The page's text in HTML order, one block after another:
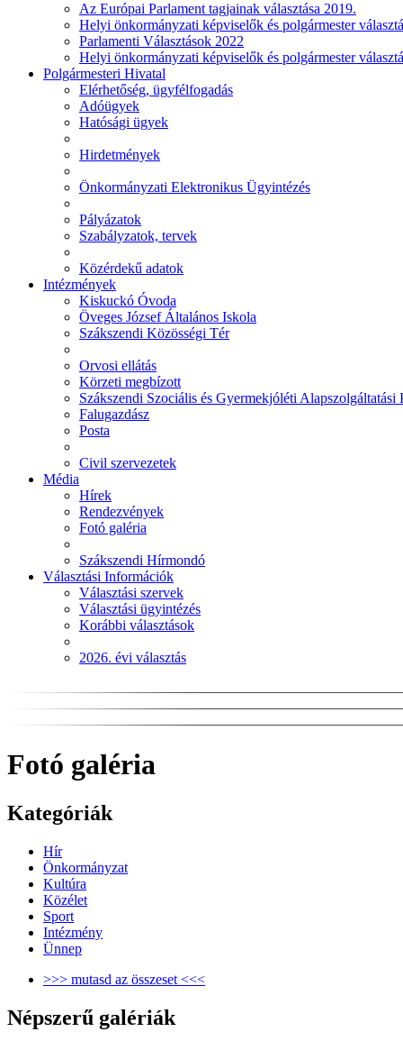
Az Európai Parlament tagjainak választása 2019.
Helyi önkormányzati képviselők és polgármester
Parlamenti Választások 2022
Helyi önkormányzati képviselők és polgármester
Polgármesteri Hivatal
Elérhetőség, ügyfélfogadás
Adóügyek
Hatósági ügyek
Hirdetmények
Önkormányzati Elektronikus Ügyintézés
Pályázatok
Szabályzatok, tervek
Közérdekű adatok
Intézmények
Kiskuckó Óvoda
Öveges József Általános Iskola
Szákszendi Közösségi Tér
Orvosi ellátás
Körzeti megbízott
Szákszendi Szociális és Gyermekjóléti Alapszolgáltatási
Falugazdász
Posta
Civil szervezetek
Média
Hírek
Rendezvények
Fotó galéria
Szákszendi Hírmondó
Választási Információk
Választási szervek
Választási ügyintézés
Korábbi választások
2026. évi választás
Fotó galéria
Kategóriák
Hír
Önkormányzat
Kultúra
Közélet
Sport
Intézmény
Ünnep
>>> mutasd az összeset <<<
Népszerű galériák